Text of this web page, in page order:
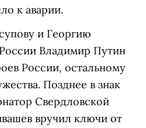
к аварии.
и Георгию
Владимир Путин
России, остальному
Позднее в знак
Свердловской
вручил ключи от